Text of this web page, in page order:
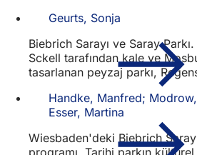
Geurts, Sonja
Biebrich Sarayı ve Saray
Sckell tarafından kale ve
tasarlanan peyzaj parkı,
Handke, Manfred;
Esser, Martina
Wiesbaden'deki Biebrich
programı. Tarihi parkın kültürel